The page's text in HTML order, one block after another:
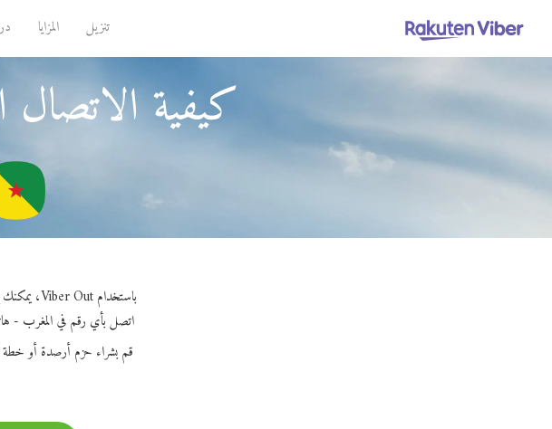
تنزيل المزايا
كيفية الاتصال
باستخدام Viber Out، يمكنك إجراء مكالمات عالية الجودة إلى المغرب من غينيا الفرنسية.
اتصل بأي رقم في المغرب - هاتف أرضي
قم بشراء حزم أرصدة أو خطة